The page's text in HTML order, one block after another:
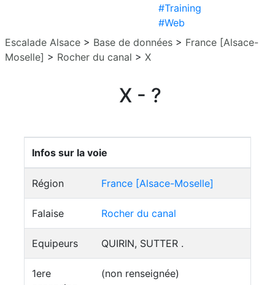
#Training
#Web
Escalade Alsace > Base de données > France [Alsace-
Moselle] > Rocher du canal > X
X - ?
Infos sur la voie
Région France [Alsace-Moselle]
Falaise Rocher du canal
Equipeurs QUIRIN, SUTTER .
1ere
(non renseignée)